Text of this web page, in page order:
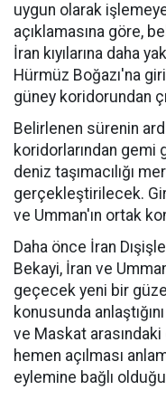
uygun olarak
açıklamasına göre,
İran kıyılarına daha
Hürmüz Boğazı'na
güney koridorundan
Belirlenen sürenin
koridorlarından
deniz taşımacılığı
gerçekleştirilecek.
ve Umman'ın ortak
Daha önce İran
Bekayi, İran ve
geçecek yeni bir
konusunda
ve Maskat
hemen açılması
eylemine bağlı